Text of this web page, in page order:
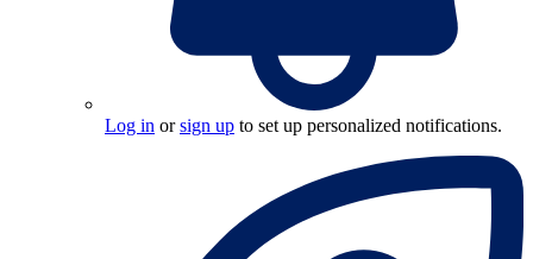
Log in orsign up to set up personalized notifications.